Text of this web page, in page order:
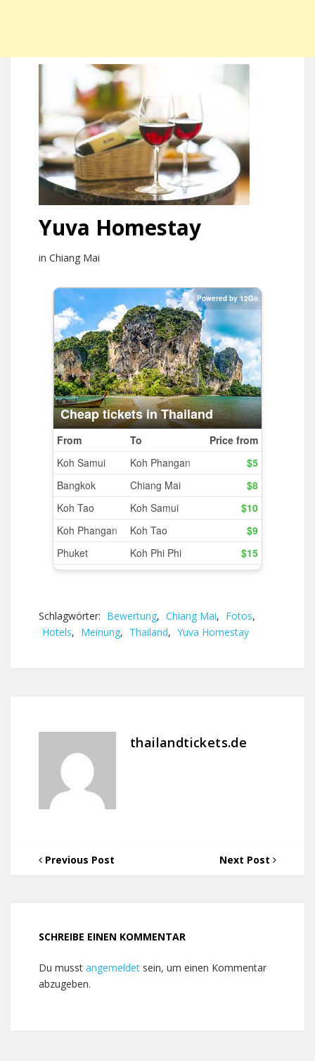
Yuva Homestay
in Chiang Mai
Schlagwörter: Bewertung, Chiang Mai, Fotos,
Hotels, Meinung, Thailand, Yuva Homestay
thailandtickets.de
Previous Post Next Post
SCHREIBE EINEN KOMMENTAR
Du musst angemeldet sein, um einen Kommentar
abzugeben.